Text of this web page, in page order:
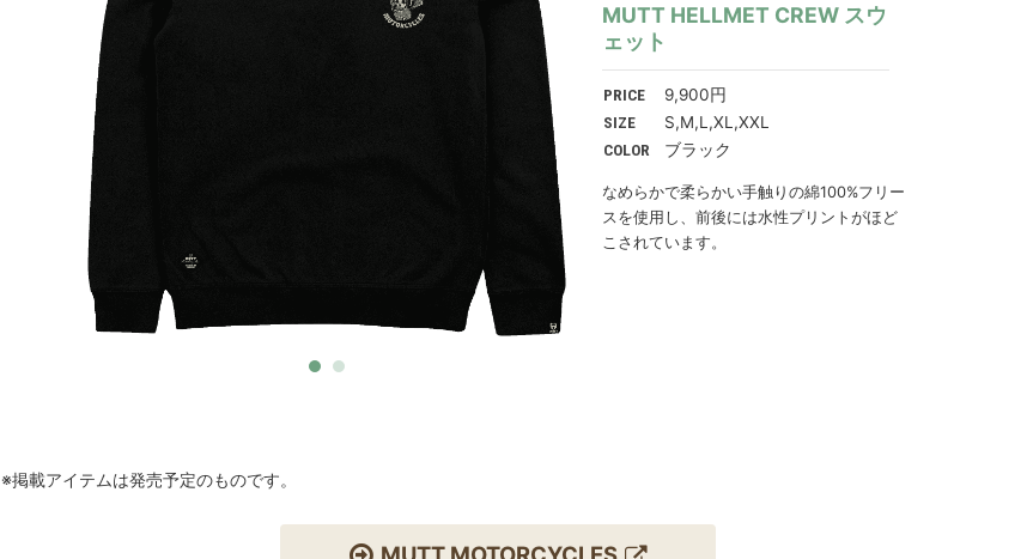
MUTT HELLMET CREW スウ
ェット
PRICE
9,900円
SIZE
S,M,L,XL,XXL
COLOR
ブラック
なめらかで柔らかい手触りの綿100%フリー
スを使用し、前後には水性プリントがほど
こされています。
※掲載アイテムは発売予定のものです。